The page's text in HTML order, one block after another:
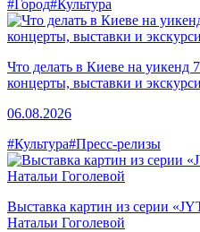
#Город#Культура
Что делать в Киеве на уикенд
концерты, выставки и
06.08.2026
#Культура#Пресс-релизы
Выставка картин из серии
Натальи Гоголевой